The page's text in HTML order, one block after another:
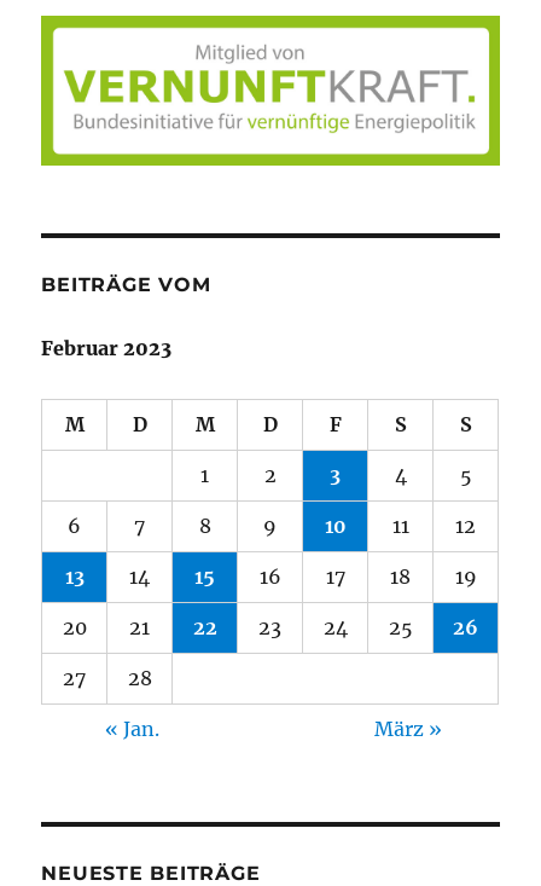
BEITRÄGE VOM
Februar 2023
M D M D F S S
1 2 3 4 5
6 7 8 9 10 11 12
13 14 15 16 17 18 19
20 21 22 23 24 25 26
27 28
« Jan. März »
NEUESTE BEITRÄGE